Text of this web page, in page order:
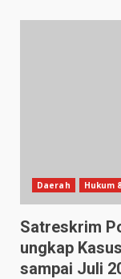
Daerah Hukum
Satreskrim
ungkap
sampai Juli